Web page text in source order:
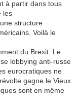
à partir dans tous
les
structure
Voilà le
du Brexit. Le
lobbying anti-russe
eurocratiques ne
gagne le Vieux
sont en même